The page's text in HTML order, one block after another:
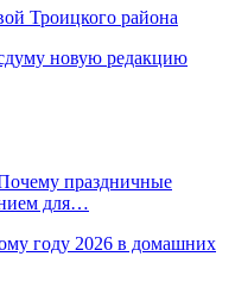
Троицкого района
новую редакцию
праздничные
для…
году 2026 в домашних